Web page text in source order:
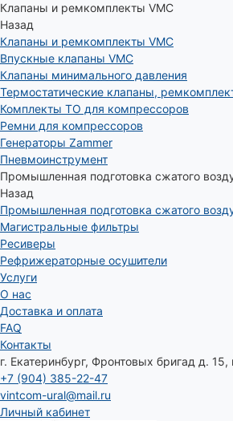
Клапаны и ремкомплекты VMC
Назад
Клапаны и ремкомплекты VMC
Впускные клапаны VMC
Клапаны минимального давления
Термостатические клапаны,
Комплекты ТО для компрессоров
Ремни для компрессоров
Генераторы Zammer
Пневмоинструмент
Промышленная подготовка сжатого
Назад
Промышленная подготовка сжатого
Магистральные фильтры
Ресиверы
Рефрижераторные осушители
Услуги
О нас
Доставка и оплата
FAQ
Контакты
г. Екатеринбург, Фронтовых бригад д.
+7 (904) 385-22-47
vintcom-ural@mail.ru
Личный кабинет